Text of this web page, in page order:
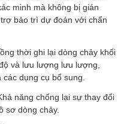
minh mà không bị gián
bảo trì dự đoán với chẩn
thời ghi lại dòng chảy khối
và lưu lượng lưu lượng,
dụng cụ bổ sung.
năng chống lại sự thay đổi
sơ dòng chảy.